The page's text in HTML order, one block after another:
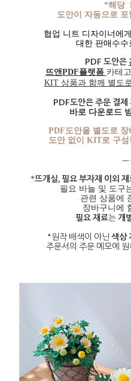
*해당
도안이 자동으로
협업 니트 디자이너에
대한 판매수수
PDF 도안은
뜨앤PDF플랫폼 카테
KIT 상품과 함께 별도
PDF도안은 주문 결제
바로 다운로드
PDF도안을 별도로
도안 없이 KIT로 구
*뜨개실,필요 부자재 이외 재
필요 바늘 및 도구
관련 상품에
장바구니에
필요 재료는 개
*원작 배색이 아닌 색상
주문서의 주문 메모에